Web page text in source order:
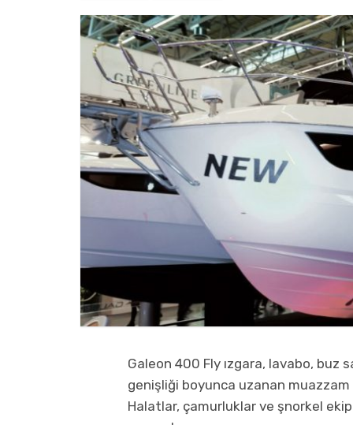
Galeon 400 Fly ızgara, lavabo, buz
genişliği boyunca uzanan muazzam
Halatlar, çamurluklar ve şnorkel